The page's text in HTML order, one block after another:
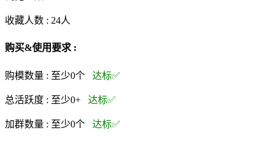
收藏人数 : 24人
购买&使用要求 :
购模数量 : 至少0个 达标✅
总活跃度 : 至少0+ 达标✅
加群数量 : 至少0个 达标✅